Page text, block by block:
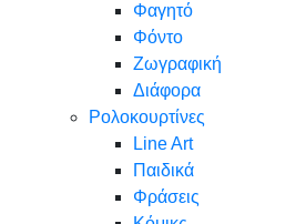
Φαγητό
Φόντο
Ζωγραφική
Διάφορα
Ρολοκουρτίνες
Line Art
Παιδικά
Φράσεις